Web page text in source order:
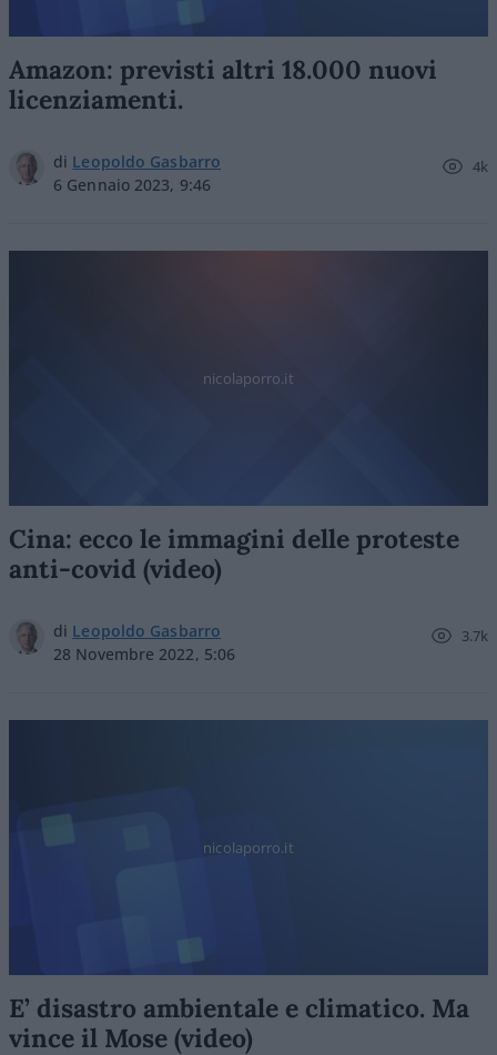
Amazon: previsti altri 18.000 nuovi
licenziamenti.
di Leopoldo Gasbarro
6 Gennaio 2023, 9:46
4k
nicolaporro.it
Cina: ecco le immagini delle proteste
anti-covid (video)
di Leopoldo Gasbarro
28 Novembre 2022, 5:06
3.7k
nicolaporro.it
E’ disastro ambientale e climatico. Ma
vince il Mose (video)